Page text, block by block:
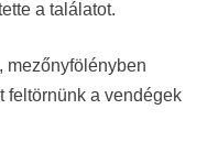
a találatot.
mezőnyfölényben
feltörnünk a vendégek